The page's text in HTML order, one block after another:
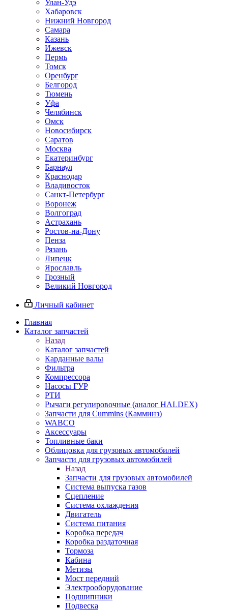
Улан-Удэ
Хабаровск
Нижний Новгород
Самара
Казань
Ижевск
Пермь
Томск
Оренбург
Белгород
Тюмень
Уфа
Челябинск
Омск
Новосибирск
Саратов
Москва
Екатеринбург
Барнаул
Краснодар
Владивосток
Санкт-Петербург
Воронеж
Волгоград
Астрахань
Ростов-на-Дону
Пенза
Рязань
Липецк
Ярославль
Грозный
Великий Новгород
Личный кабинет
Главная
Каталог запчастей
Назад
Каталог запчастей
Карданные валы
Фильтра
Компрессора
Насосы ГУР
РТИ
Рычаги регулировочные (аналог HALDEX)
Запчасти для Cummins (Камминз)
WABCO
Аксессуары
Топливные баки
Облицовка для грузовых автомобилей
Запчасти для грузовых автомобилей
Назад
Запчасти для грузовых автомобилей
Система выпуска газов
Сцепление
Система охлаждения
Двигатель
Система питания
Коробка передач
Коробка раздаточная
Тормоза
Кабина
Метизы
Мост передний
Электрооборудование
Подшипники
Подвеска